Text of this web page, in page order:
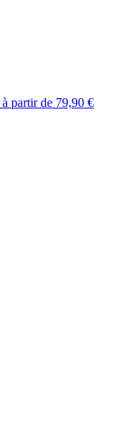
à partir de 79,90 €